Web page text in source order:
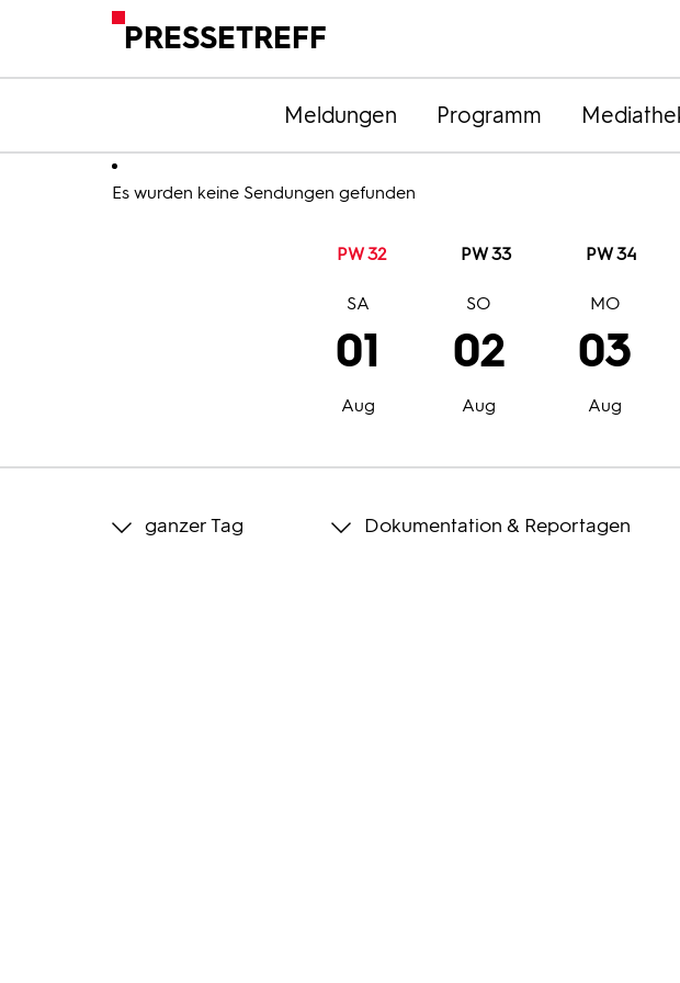
PRESSETREFF
Meldungen Programm
Es wurden keine Sendungen gefunden
PW 32 PW 33 PW 34
01
Aug
SA
02
Aug
SO
03
Aug
MO
ganzer Tag Dokumentation & Reportagen